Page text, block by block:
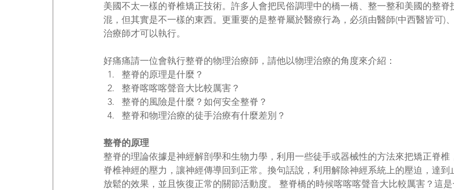
美國不太一樣的脊椎矯正技術。許多人會把民俗調理中的橋一橋、整一整和美國的整脊
混，但其實是不一樣的東西。更重要的是整脊屬於醫療行為，必須由醫師(中西醫皆可)
治療師才可以執行。
好痛痛請一位會執行整脊的物理治療師，請他以物理治療的角度來介紹：
整脊的原理是什麼？
整脊喀喀喀聲音大比較厲害？
整脊的風險是什麼？如何安全整脊？
整脊和物理治療的徒手治療有什麼差別？
整脊的原理
整脊的理論依據是神經解剖學和生物力學，利用一些徒手或器械性的方法來把矯正脊椎
脊椎神經的壓力，讓神經傳導回到正常。換句話說，利用解除神經系統上的壓迫，達到
放鬆的效果，並且恢復正常的關節活動度。 整脊橋的時候喀喀喀聲音大比較厲害？這